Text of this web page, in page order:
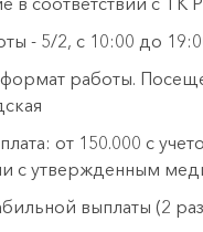
- 5/2, с 10:00 до
работы.
от 150.000 с
с утвержденным
выплаты (2